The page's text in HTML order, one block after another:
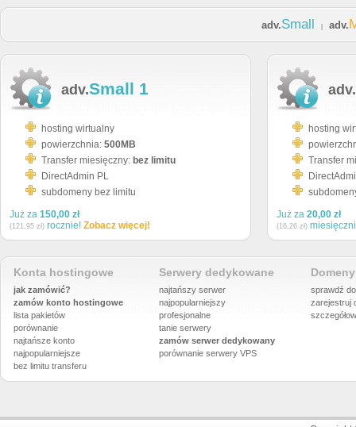
adv.Small adv.
adv.Small 1
hosting wirtualny
powierzchnia: 500MB
Transfer miesięczny: bez limitu
DirectAdmin PL
subdomeny bez limitu
Już za 150,00 zł
(121,95 zł) rocznie! Zobacz więcej!
adv.
hosting
Transfer
Już za 20,00 zł
(16,26 zł)
Konta hostingowe
jak zamówić?
zamów konto hostingowe
lista pakietów
porównanie
najtańsze konto
najpopularniejsze
bez limitu transferu
Serwery dedykowane
najtańszy serwer
najpopularniejszy
profesjonalne
tanie serwery
zamów serwer dedykowany
porównanie serwery VPS
sprawdź
zarejestruj